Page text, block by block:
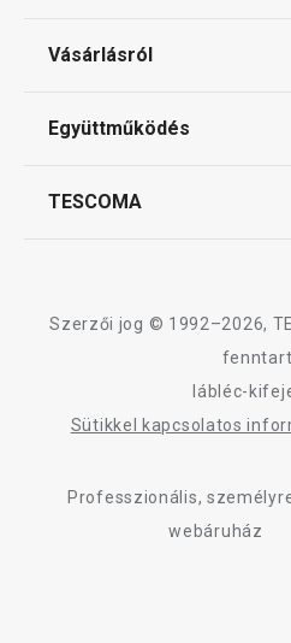
Gyakori kérdések
Vásárlásról
Reklamáció és
Együttműködés
TESCOMA
Adatkezelési Tájékoztató
Szerzői jog © 1992–2026,
lábléc-
Sütikkel kapcsolatos
Professzionális,
webáruház